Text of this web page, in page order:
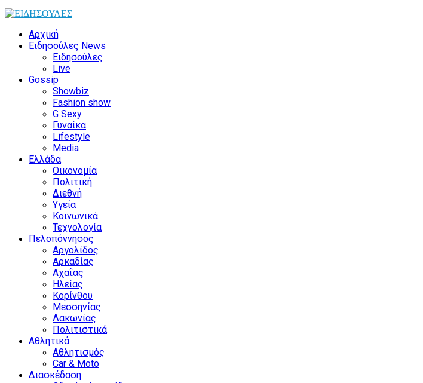
Αρχική
Ειδησούλες News
Ειδησούλες
Live
Gossip
Showbiz
Fashion show
G Sexy
Γυναίκα
Lifestyle
Media
Ελλάδα
Οικονομία
Πολιτική
Διεθνή
Υγεία
Κοινωνικά
Τεχνολογία
Πελοπόννησος
Αργολίδος
Αρκαδίας
Αχαΐας
Ηλείας
Κορίνθου
Μεσσηνίας
Λακωνίας
Πολιτιστικά
Αθλητικά
Αθλητισμός
Car & Moto
Διασκέδαση